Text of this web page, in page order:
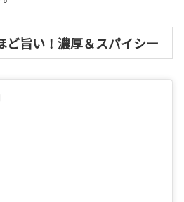
ど旨い！濃厚＆スパイシー